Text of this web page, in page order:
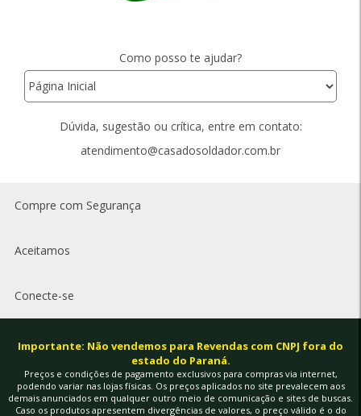
Como posso te ajudar?
Dúvida, sugestão ou crítica, entre em contato:
atendimento@casadosoldador.com.br
Compre com Segurança
Aceitamos
Conecte-se
Importante: Não vendemos para Revendas com CNPJ fora do
estado do Paraná.
Preços e condições de pagamento exclusivos para compras via internet,
podendo variar nas lojas físicas. Os preços aplicados no site prevalecem aos
demais anunciados em qualquer outro meio de comunicação e sites de buscas.
Caso os produtos apresentem divergências de valores, o preço válido é o do